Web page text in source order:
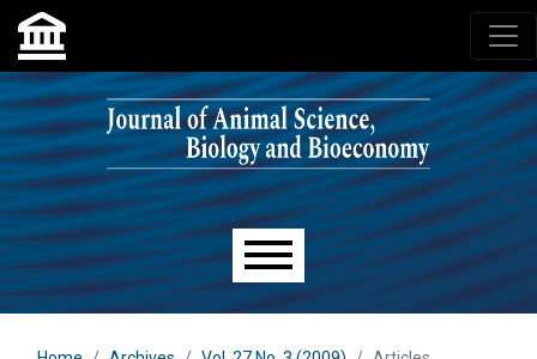
Skip to main navigation menu
Skip to main content
Skip to site footer
Main menu